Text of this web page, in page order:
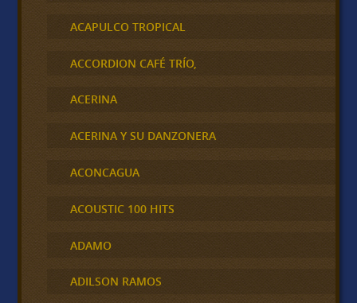
ACAPULCO TROPICAL
ACCORDION CAFÉ TRÍO,
ACERINA
ACERINA Y SU DANZONERA
ACONCAGUA
ACOUSTIC 100 HITS
ADAMO
ADILSON RAMOS